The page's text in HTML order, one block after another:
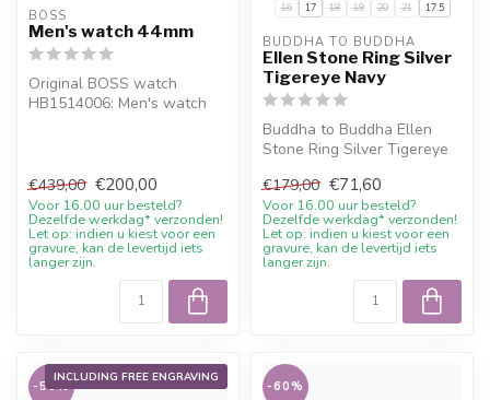
BOSS
Men's watch 44mm
Original BOSS watch
HB1514006: Men's watch
€439,00 €200,00
Voor 16.00 uur besteld?
Dezelfde werkdag* verzonden!
Let op: indien u kiest voor een
gravure, kan de levertijd iets
langer zijn.
16 17 18 19 20 21 17.5
BUDDHA TO BUDDHA
Ellen Stone Ring Silver
Tigereye Navy
Buddha to Buddha Ellen
Stone Ring Silver Tigereye
price, ...
€179,00 €71,60
Voor 16.00 uur besteld?
Dezelfde werkdag* verzonden!
Let op: indien u kiest voor een
gravure, kan de levertijd iets
langer zijn.
INCLUDING FREE ENGRAVING
-50% -60%